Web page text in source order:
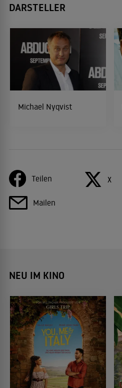
DARSTELLER
Michael Nyqvist
Teilen X
Mailen
NEU IM KINO